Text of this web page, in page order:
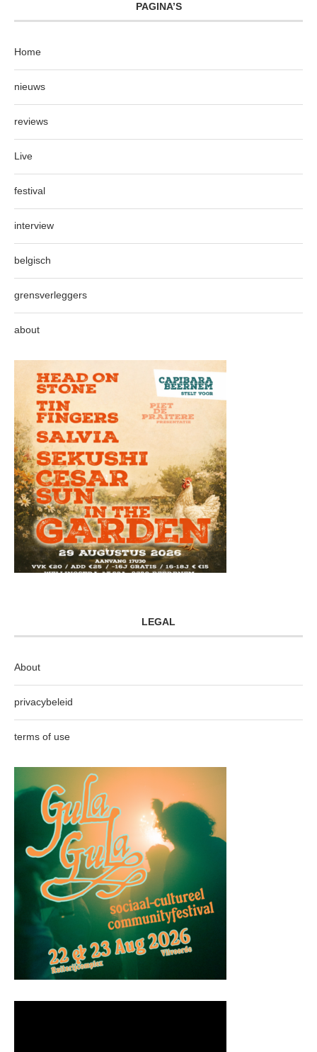
PAGINA’S
Home
nieuws
reviews
Live
festival
interview
belgisch
grensverleggers
about
LEGAL
About
privacybeleid
terms of use